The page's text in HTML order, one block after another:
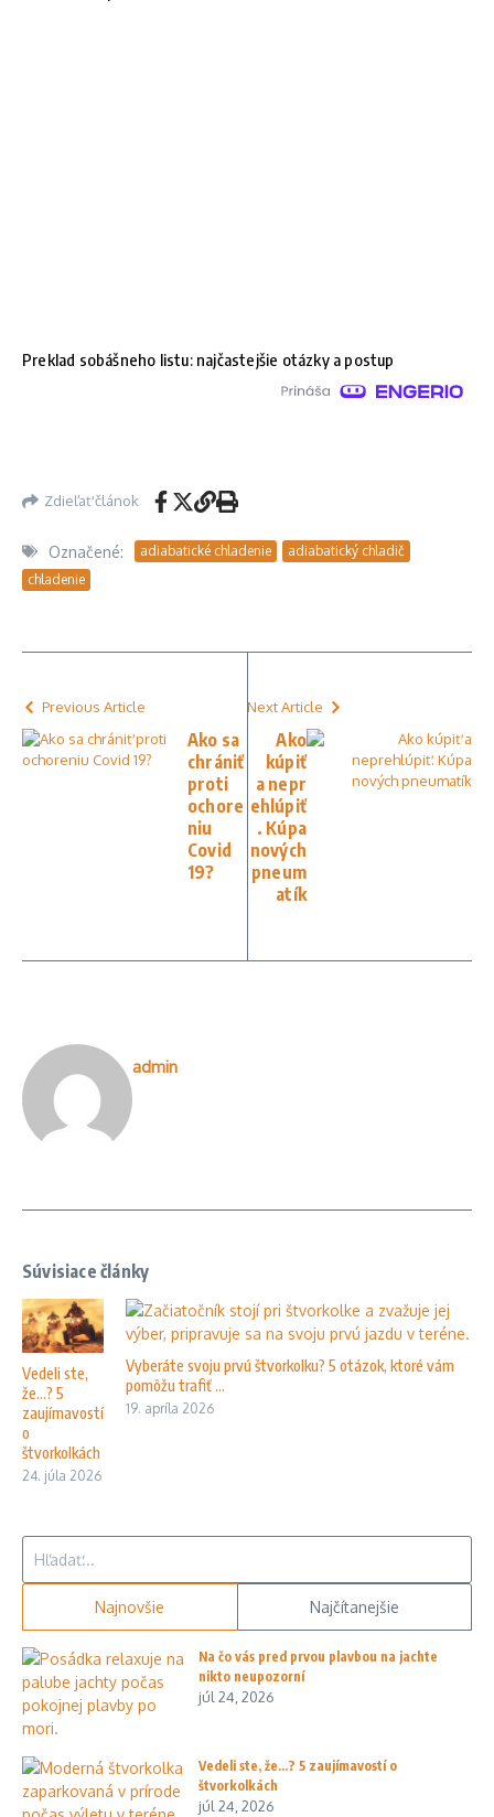
Preklad sobášneho listu: najčastejšie otázky a postup
Zdieľať článok
Označené: adiabatické chladenie
adiabatický chladič
chladenie
Previous Article
Ako sa
chrániť
proti
ochore
niu
Covid
19?
Next Article
Ako
kúpiť
a nepr
ehlúpiť
. Kúpa
nových
pneum
atík
admin
Súvisiace články
Vedeli ste,
že…? 5
zaujímavostí
o
štvorkolkách
24. júla 2026
Vyberáte svoju prvú štvorkolku? 5 otázok, ktoré vám
pomôžu trafiť ...
19. apríla 2026
Najnovšie Najčítanejšie
Na čo vás pred prvou plavbou na jachte
nikto neupozorní
júl 24, 2026
Vedeli ste, že…? 5 zaujímavostí o
štvorkolkách
júl 24, 2026